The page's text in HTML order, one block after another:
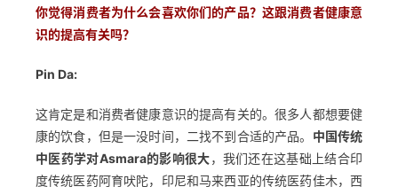
你觉得消费者为什么会喜欢你们的产品？这跟消费者健康意
识的提高有关吗？
Pin Da:
这肯定是和消费者健康意识的提高有关的。很多人都想要健
康的饮食，但是一没时间，二找不到合适的产品。 中国传统
中医药学对Asmara的影响很大，我们还在这基础上结合印
度传统医药阿育吠陀，印尼和马来西亚的传统医药佳木，西